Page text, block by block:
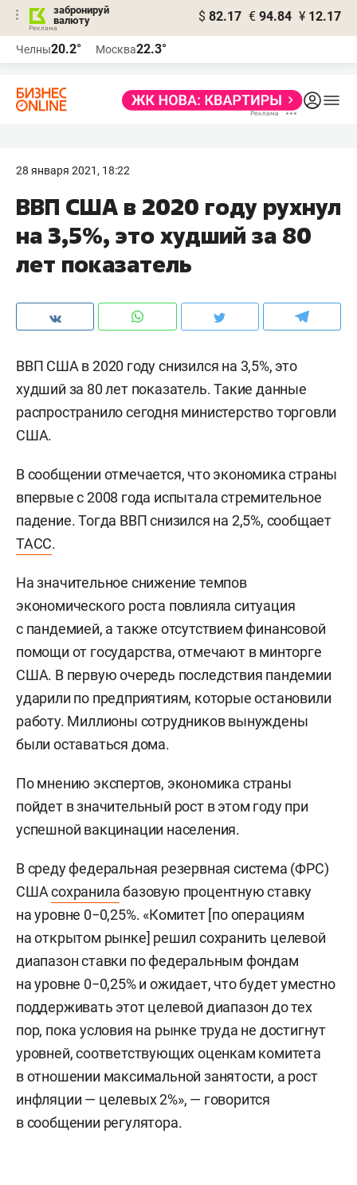
забронируй
валюту
$ 82.17 € 94.84 ¥ 12.17
Челны20.2° Москва22.3°
28 января 2021, 18:22
ВВП США в 2020 году рухнул
на 3,5%, это худший за 80
лет показатель
ВВП США в 2020 году снизился на 3,5%, это
худший за 80 лет показатель. Такие данные
распространило сегодня министерство торговли
США.
В сообщении отмечается, что экономика страны
впервые с 2008 года испытала стремительное
падение. Тогда ВВП снизился на 2,5%, сообщает
ТАСС.
На значительное снижение темпов
экономического роста повлияла ситуация
с пандемией, а также отсутствием финансовой
помощи от государства, отмечают в минторге
США. В первую очередь последствия пандемии
ударили по предприятиям, которые остановили
работу. Миллионы сотрудников вынуждены
были оставаться дома.
По мнению экспертов, экономика страны
пойдет в значительный рост в этом году при
успешной вакцинации населения.
В среду федеральная резервная система (ФРС)
СШАсохранилабазовую процентную ставку
на уровне 0−0,25%. «Комитет [по операциям
на открытом рынке] решил сохранить целевой
диапазон ставки по федеральным фондам
на уровне 0−0,25% и ожидает, что будет уместно
поддерживать этот целевой диапазон до тех
пор, пока условия на рынке труда не достигнут
уровней, соответствующих оценкам комитета
в отношении максимальной занятости, а рост
инфляции — целевых 2%», — говорится
в сообщении регулятора.